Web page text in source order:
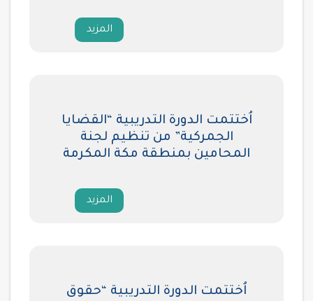
المزيد
اُختتمت الدورة التدريبية “القضايا
الجمركية” من تنظيم لجنة
المحامين بمنطقة مكة المكرمة
المزيد
اُختتمت الدورة التدريبية “حقوق